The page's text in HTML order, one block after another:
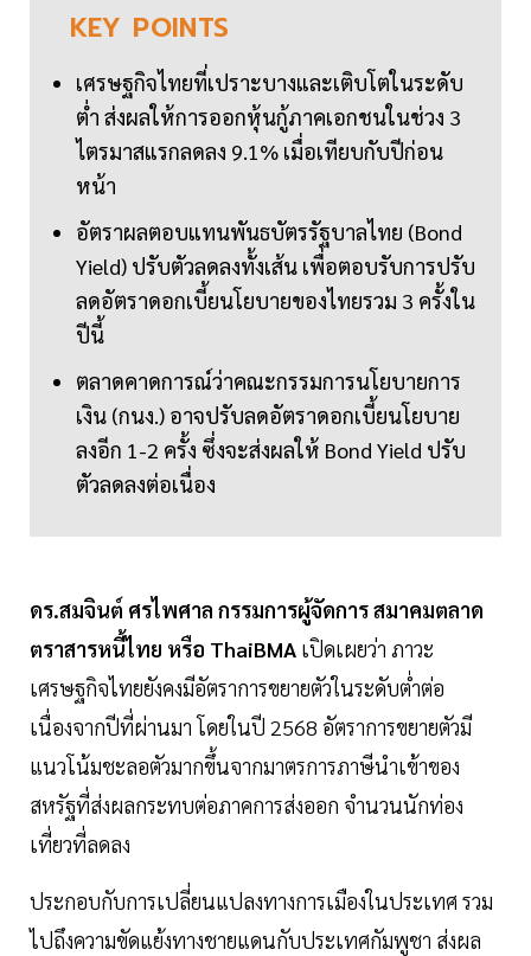
KEY POINTS
เศรษฐกิจไทยที่เปราะบางและเติบโตในระดับ
ต่ำ ส่งผลให้การออกหุ้นกู้ภาคเอกชนในช่วง 3
ไตรมาสแรกลดลง 9.1% เมื่อเทียบกับปีก่อน
หน้า
อัตราผลตอบแทนพันธบัตรรัฐบาลไทย (Bond
Yield) ปรับตัวลดลงทั้งเส้น เพื่อตอบรับการปรับ
ลดอัตราดอกเบี้ยนโยบายของไทยรวม 3 ครั้งใน
ปีนี้
ตลาดคาดการณ์ว่าคณะกรรมการนโยบายการ
เงิน (กนง.) อาจปรับลดอัตราดอกเบี้ยนโยบาย
ลงอีก 1-2 ครั้ง ซึ่งจะส่งผลให้ Bond Yield ปรับ
ตัวลดลงต่อเนื่อง
ดร.สมจินต์ ศรไพศาล กรรมการผู้จัดการ สมาคมตลาด
ตราสารหนี้ไทย หรือ ThaiBMA เปิดเผยว่า ภาวะ
เศรษฐกิจไทยยังคงมีอัตราการขยายตัวในระดับต่ำต่อ
เนื่องจากปีที่ผ่านมา โดยในปี 2568 อัตราการขยายตัวมี
แนวโน้มชะลอตัวมากขึ้นจากมาตรการภาษีนำเข้าของ
สหรัฐที่ส่งผลกระทบต่อภาคการส่งออก จำนวนนักท่อง
เที่ยวที่ลดลง
ประกอบกับการเปลี่ยนแปลงทางการเมืองในประเทศ รวม
ไปถึงความขัดแย้งทางชายแดนกับประเทศกัมพูชา ส่งผล